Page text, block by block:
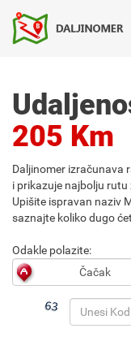
205 Km
Daljinomer izračunava
i prikazuje najbolju
Upišite ispravan naziv
saznajte koliko dugo
Odakle polazite: